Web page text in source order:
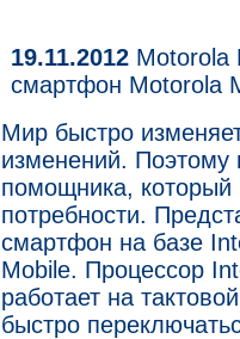
19.11.2012 Motorola
смартфон Motorola
Мир быстро
изменений. Поэтому
помощника, который
потребности.
смартфон на базе
Mobile. Процессор
работает на
быстро